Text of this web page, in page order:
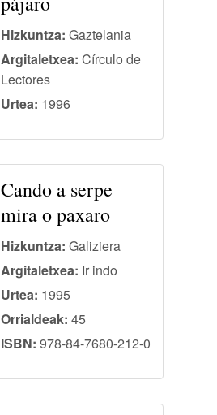
Hizkuntza: Gaztelania
Argitaletxea: Círculo de
Lectores
Urtea: 1996
Cando a serpe
mira o paxaro
Hizkuntza: Galiziera
Argitaletxea: Ir indo
Urtea: 1995
Orrialdeak: 45
ISBN: 978-84-7680-212-0